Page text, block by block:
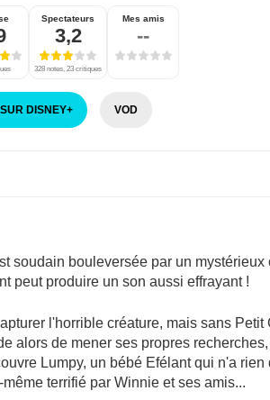
Spectateurs
3,2
328 notes, 23 critiques
Mes amis
--
DISNEY+ VOD
soudain bouleversée par un mystérieux
peut produire un son aussi effrayant !
l'horrible créature, mais sans Petit
alors de mener ses propres
Lumpy, un bébé Efélant qui n'a rien
terrifié par Winnie et ses amis...